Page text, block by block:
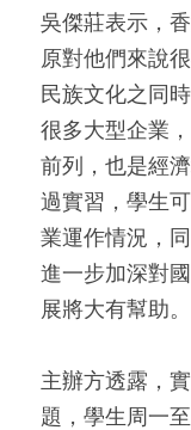
吳傑莊表示，
原對他們來說
民族文化之同
很多大型企業
前列，也是經
過實習，學生
業運作情況，
進一步加深對
展將大有幫助。
主辦方透露，
題，學生周一